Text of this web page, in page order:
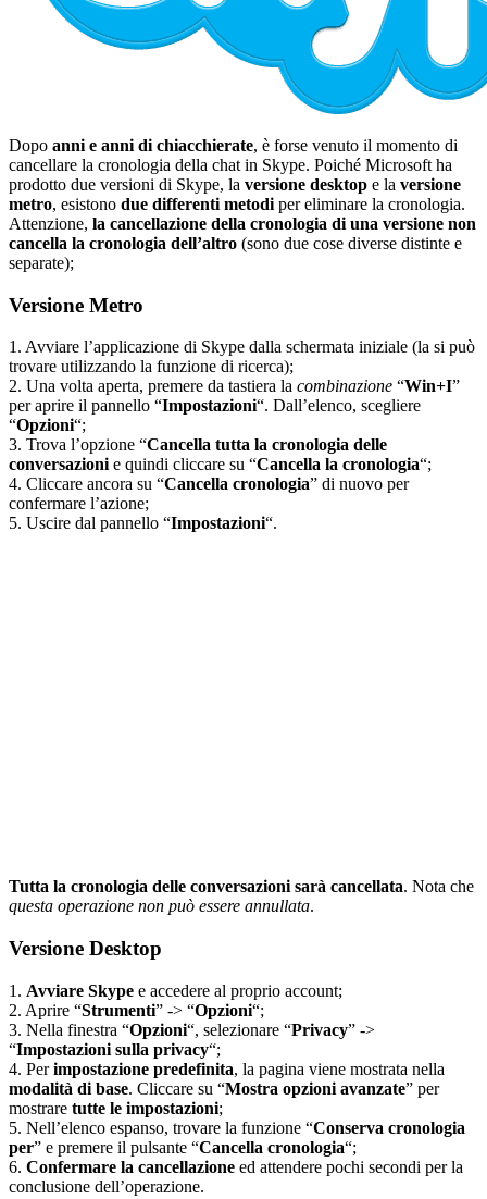
Dopo anni e anni di chiacchierate, è forse venuto il momento di
cancellare la cronologia della chat in Skype. Poiché Microsoft ha
prodotto due versioni di Skype, la versione desktop e la versione
metro, esistono due differenti metodi per eliminare la cronologia.
Attenzione, la cancellazione della cronologia di una versione non
cancella la cronologia dell’altro (sono due cose diverse distinte e
separate);
Versione Metro
1. Avviare l’applicazione di Skype dalla schermata iniziale (la si può
trovare utilizzando la funzione di ricerca);
2. Una volta aperta, premere da tastiera la combinazione “Win+I”
per aprire il pannello “Impostazioni“. Dall’elenco, scegliere
“Opzioni“;
3. Trova l’opzione “Cancella tutta la cronologia delle
conversazioni e quindi cliccare su “Cancella la cronologia“;
4. Cliccare ancora su “Cancella cronologia” di nuovo per
confermare l’azione;
5. Uscire dal pannello “Impostazioni“.
Tutta la cronologia delle conversazioni sarà cancellata. Nota che
questa operazione non può essere annullata.
Versione Desktop
1. Avviare Skype e accedere al proprio account;
2. Aprire “Strumenti” -> “Opzioni“;
3. Nella finestra “Opzioni“, selezionare “Privacy” ->
“Impostazioni sulla privacy“;
4. Perimpostazione predefinita, la pagina viene mostrata nella
modalità di base. Cliccare su “Mostra opzioni avanzate” per
mostrare tutte le impostazioni;
5. Nell’elenco espanso, trovare la funzione “Conserva cronologia
per” e premere il pulsante “Cancella cronologia“;
6. Confermare la cancellazione ed attendere pochi secondi per la
conclusione dell’operazione.